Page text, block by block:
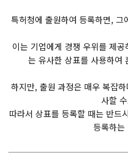
특허청에 출원하여 등록하면,
이는 기업에게 경쟁 우위를 제
는 유사한 상표를 사용하여
하지만, 출원 과정은 매우 복잡
사할
따라서 상표를 등록할 때는 반드
등록하는